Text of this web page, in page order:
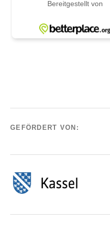
GEFÖRDERT VON: